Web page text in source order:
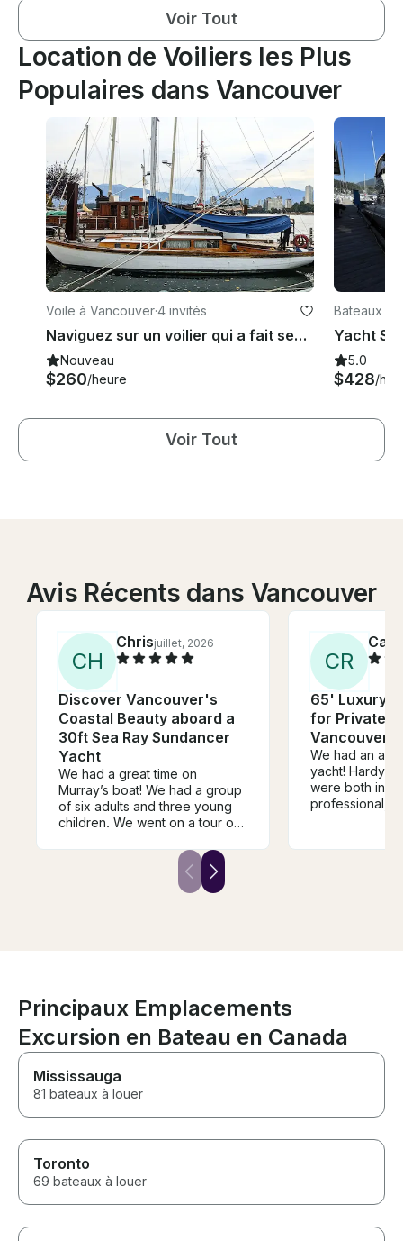
Voir Tout
Location de Voiliers les Plus
Populaires dans Vancouver
Voile à Vancouver·4 invités
Naviguez sur un voilier qui a fait ses preuves pour faire le tour du monde | 30' Classic
Nouveau
$260/heure
Bateaux à
5.0
$428/
Voir Tout
Avis Récents dans Vancouver
CH
Chrisjuillet, 2026
Discover Vancouver's
Coastal Beauty aboard a
30ft Sea Ray Sundancer
Yacht
We had a great time on
Murray’s boat! We had a group
of six adults and three young
children. We went on a tour of
quick swim and then stop off on
Bowen Island. Murray was a
terrific host and tour guide, and
CR
65' Luxury
for Private
Vancouver(
We had an
yacht! Hardy
were both
professional,
above and
Thank you
unforgettable
Principaux Emplacements
Excursion en Bateau en Canada
Mississauga
81 bateaux à louer
Toronto
69 bateaux à louer